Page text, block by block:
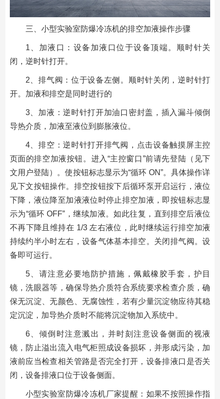
三、小型实验室防爆冷冻机的排空加液操作步骤
1、加液口：设备加液口位于设备顶端。顺时针关
闭，逆时针打开。
2、排气阀：位于设备左侧。顺时针关闭，逆时针打
开。加液和排空是同时进行的
3、加液：逆时针打开加油口密封盖，插入漏斗倾倒
导热介质，加液至液位到膨胀液位。
4、排空：逆时针打开排气阀，点击设备触摸屏主控
页面的排空加液按钮。进入“主控窗口”前请先登陆（见下
文用户登陆）。使按钮标志显示为“循环 ON”。具体操作详
见下文按钮操作。排空按钮按下后循环泵开启运行，液位
下降，液位降至加液液位时停止排空加液，即按钮标志显
示为“循环 OFF”，继续加液。如此往复，直到排空后液位
不再下降且维持在 1/3 左右液位，此时继续运行排空加液
持续约半小时左右，设备气体基本排空。关闭排气阀。设
备即可运行。
5、请注意必要地防护措施，佩戴橡胶手套，护目
镜，洗眼器等，确保导热介质符合系统要求检查介质，确
保无沉淀、无颜色、无腐蚀性，若有少量沉淀物应待其稳
定沉淀，加导热介质时不能将沉淀物加入系统中。
6、倾倒时注意溅出，并时刻注意设备侧面的视液
镜，防止溢出流入电气柜照成设备损坏，并形成污染，加
液前应当检查相关管路是否完全打开，设备排液口是否关
闭，设备排液口位于设备侧面。
小型实验室防爆冷冻机厂家提醒：如果不按照操作指